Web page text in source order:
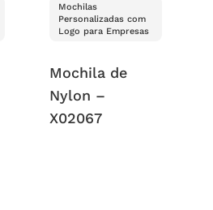
Mochilas
Personalizadas com
Logo para Empresas
Mochila de
Nylon –
X02067